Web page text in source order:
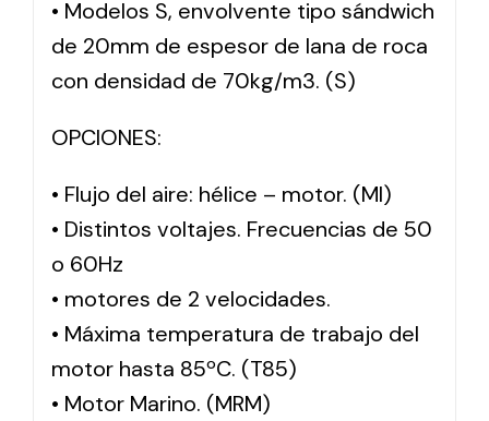
• Modelos S, envolvente tipo sándwich
de 20mm de espesor de lana de roca
con densidad de 70kg/m3. (S)
OPCIONES:
• Flujo del aire: hélice – motor. (MI)
• Distintos voltajes. Frecuencias de 50
o 60Hz
• motores de 2 velocidades.
• Máxima temperatura de trabajo del
motor hasta 85ºC. (T85)
• Motor Marino. (MRM)